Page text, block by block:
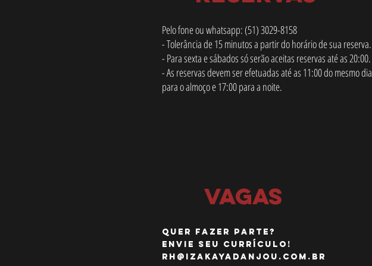
Pelo fone ou whatsapp: (51) 3029-8158
- Tolerância de 15 minutos a partir do horário de sua reserva.
- Para sexta e sábados só serão aceitas reservas até as 20:00.
- As reservas devem ser efetuadas até as 11:00 do mesmo dia
para o almoço e 17:00 para a noite.
VAGAS
QUER FAZER PARTE?
ENVIE SEU CURRÍCULO!
rh@izakayadanjou.com.br